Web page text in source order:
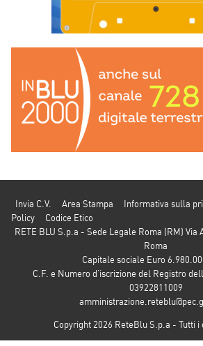
Invia C.V. Area Stampa Informativa sulla
Policy
Codice Etico
RETE BLU S.p.a - Sede Legale Roma (RM) Via
Roma
Capitale sociale Euro
C.F. e Numero d’iscrizione del Registro
03922811009
Copyright 2026 ReteBlu S.p.a - Tutti i